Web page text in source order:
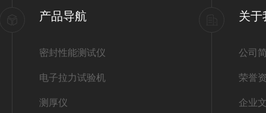
产品导航
密封性能测试仪
电子拉力试验机
测厚仪
关于
公司
荣誉
企业